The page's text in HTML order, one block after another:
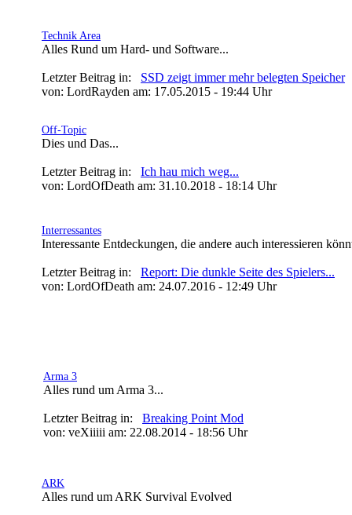
Technik Area
Alles Rund um Hard- und Software...
Letzter Beitrag in: SSD zeigt immer mehr belegten Speicher
von: LordRayden am: 17.05.2015 - 19:44 Uhr
Off-Topic
Dies und Das...
Letzter Beitrag in: Ich hau mich weg...
von: LordOfDeath am: 31.10.2018 - 18:14 Uhr
Interressantes
Interessante Entdeckungen, die andere auch interessieren
Letzter Beitrag in: Report: Die dunkle Seite des Spielers...
von: LordOfDeath am: 24.07.2016 - 12:49 Uhr
Arma 3
Alles rund um Arma 3...
Letzter Beitrag in: Breaking Point Mod
von: veXiiiii am: 22.08.2014 - 18:56 Uhr
ARK
Alles rund um ARK Survival Evolved